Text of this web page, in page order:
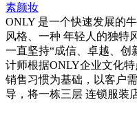
素颜妆
ONLY 是一个快速发展的
风格、一种 年轻人的独特
一直坚持“成信、卓越、创
计师根据ONLY企业文化
销售习惯为基础，以客户
导，将一栋三层 连锁服装